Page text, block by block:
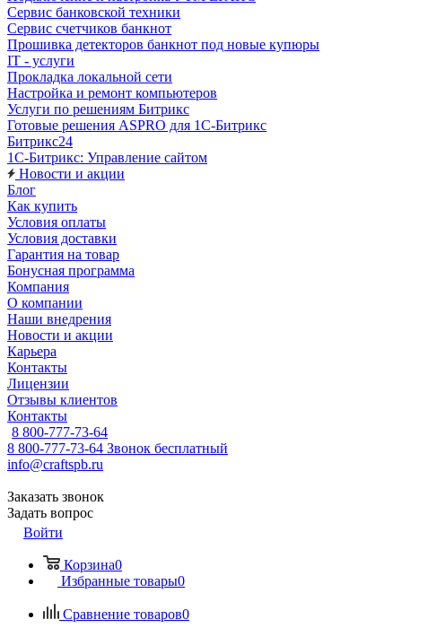
Сервис банковской техники
Сервис счетчиков банкнот
Прошивка детекторов банкнот под новые купюры
IT - услуги
Прокладка локальной сети
Настройка и ремонт компьютеров
Услуги по решениям Битрикс
Готовые решения ASPRO для 1С-Битрикс
Битрикс24
1С-Битрикс: Управление сайтом
Новости и акции
Блог
Как купить
Условия оплаты
Условия доставки
Гарантия на товар
Бонусная программа
Компания
О компании
Наши внедрения
Новости и акции
Карьера
Контакты
Лицензии
Отзывы клиентов
Контакты
8 800-777-73-64
8 800-777-73-64 Звонок бесплатный
info@craftspb.ru
Заказать звонок
Задать вопрос
Войти
Корзина0
Избранные товары0
Сравнение товаров0